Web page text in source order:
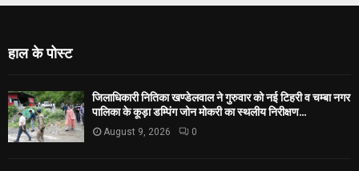
हाल के पोस्ट
जिलाधिकारी नितिका खण्डेलवाल ने गुरुवार को नई टिहरी व चम्बा नगर
पालिका के कूड़ा डम्पिंग जोन मोकरी का स्थलीय निरीक्षण...
August 9, 2026 0